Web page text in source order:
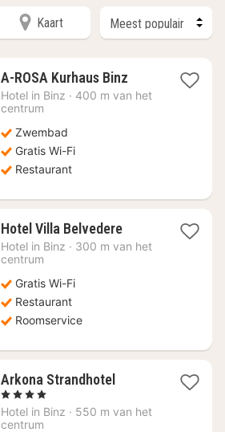
Kaart
A-ROSA Kurhaus Binz1
nacht
Hotel in Binz · 400 m van het
centrum
Zwembad
Gratis Wi-Fi
Restaurant
Hotel Villa Belvedere1
nacht
Hotel in Binz · 300 m van het
centrum
Gratis Wi-Fi
Restaurant
Roomservice
Arkona Strandhotel1
vanaf
, 4 Sterren
Hotel in Binz · 550 m van het
centrum